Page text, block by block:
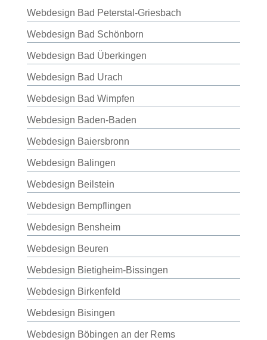
Webdesign Bad Peterstal-Griesbach
Webdesign Bad Schönborn
Webdesign Bad Überkingen
Webdesign Bad Urach
Webdesign Bad Wimpfen
Webdesign Baden-Baden
Webdesign Baiersbronn
Webdesign Balingen
Webdesign Beilstein
Webdesign Bempflingen
Webdesign Bensheim
Webdesign Beuren
Webdesign Bietigheim-Bissingen
Webdesign Birkenfeld
Webdesign Bisingen
Webdesign Böbingen an der Rems